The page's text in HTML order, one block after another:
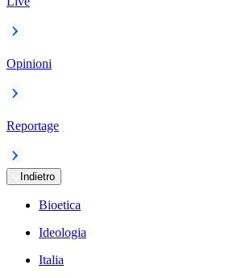
Opinioni
Reportage
Indietro
Bioetica
Ideologia
Italia